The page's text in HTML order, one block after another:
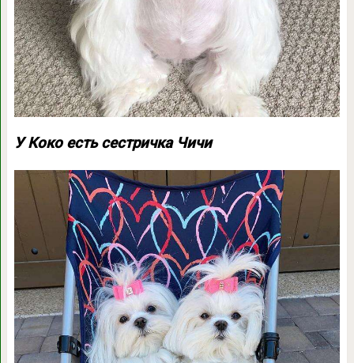
У Коко есть сестричка Чичи